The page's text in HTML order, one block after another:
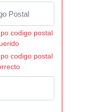
codigo postal
codigo postal